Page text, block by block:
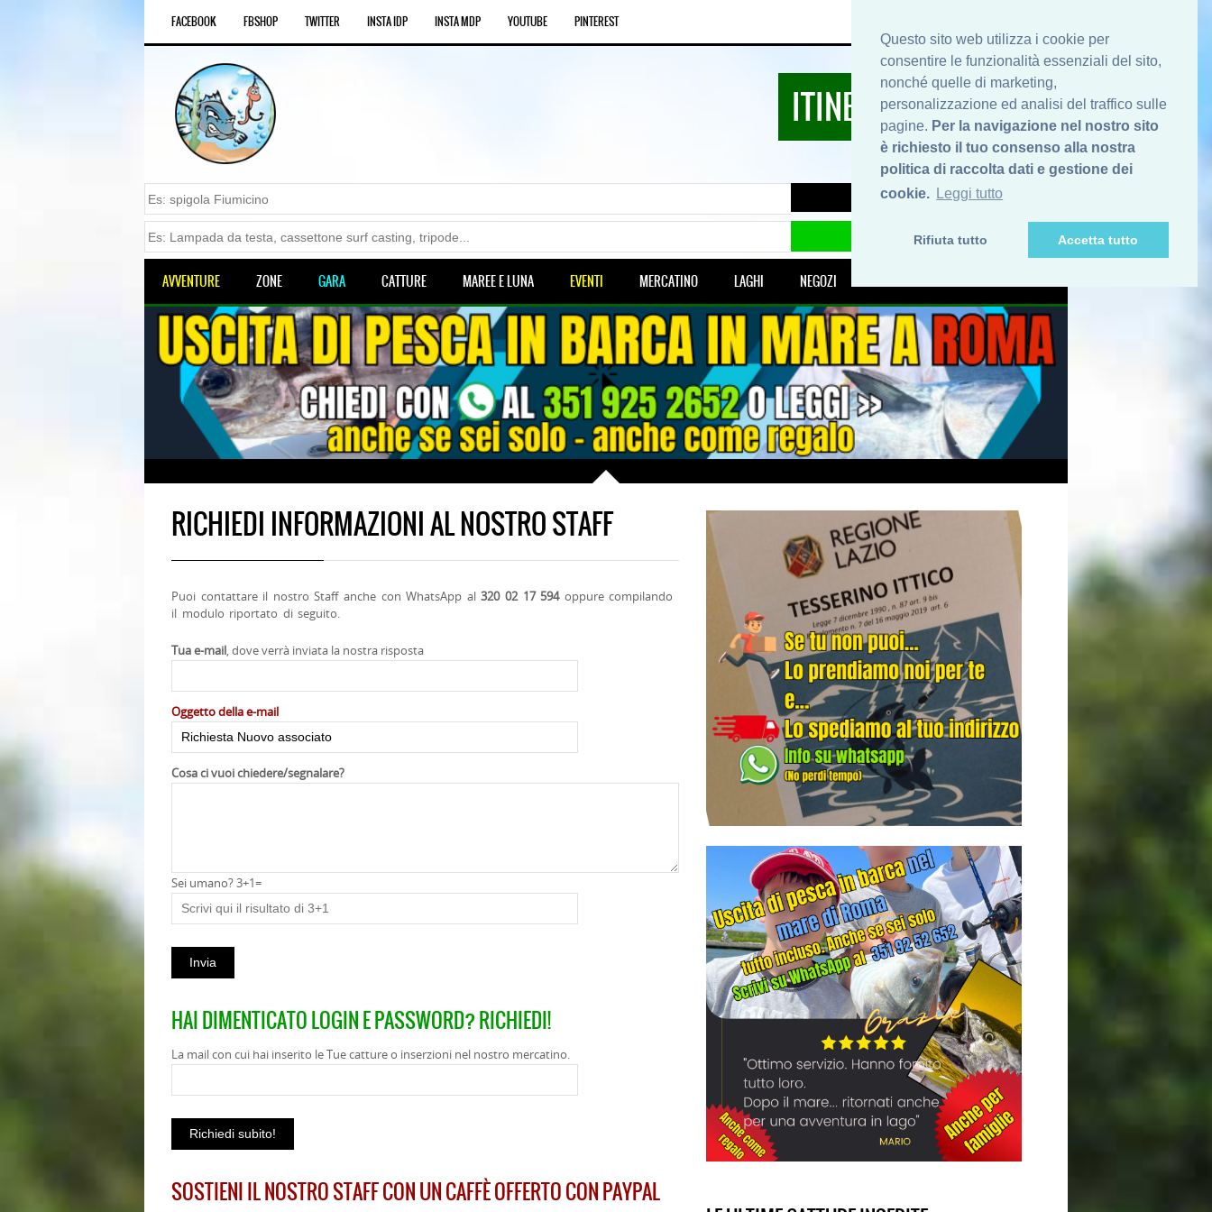
Questo sito web utilizza i cookie per
consentire le funzionalità essenziali del sito,
nonché quelle di marketing,
personalizzazione ed analisi del traffico sulle
pagine. Per la navigazione nel nostro sito
è richiesto il tuo consenso alla nostra
politica di raccolta dati e gestione dei
cookie. Leggi tutto
Rifiuta tutto Accetta tutto
FACEBOOK FBSHOP TWITTER INSTA IDP INSTA MDP YOUTUBE PINTEREST
ITINERARIDIPESCA.IT
AVVENTURE ZONE GARA CATTURE MAREE E LUNA EVENTI MERCATINO LAGHI NEGOZI
RICHIEDI INFORMAZIONI AL NOSTRO STAFF
Puoi contattare il nostro Staff anche con WhatsApp al320 02 17 594oppure compilando
il modulo riportato di seguito.
Tua e-mail, dove verrà inviata la nostra risposta
Oggetto della e-mail
Cosa ci vuoi chiedere/segnalare?
Sei umano? 3+1=
HAI DIMENTICATO LOGIN E PASSWORD? RICHIEDI!
La mail con cui hai inserito le Tue catture o inserzioni nel nostro mercatino.
SOSTIENI IL NOSTRO STAFF CON UN CAFFÈ OFFERTO CON PAYPAL